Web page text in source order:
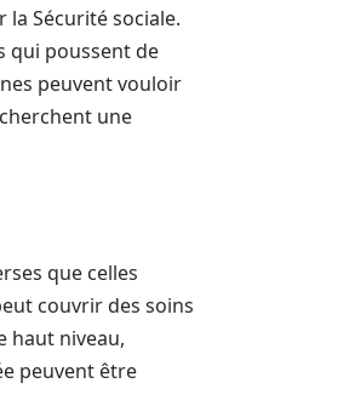
Sécurité sociale.
qui poussent de
peuvent vouloir
une
que celles
couvrir des soins
haut niveau,
peuvent être